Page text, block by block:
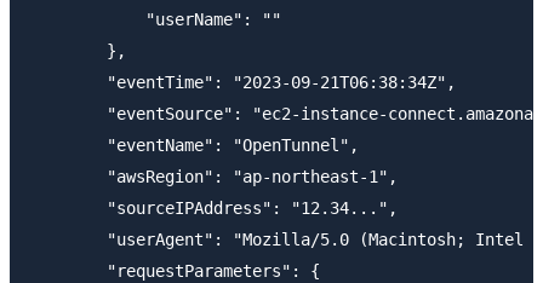
            "userName": ""
        },
        "eventTime": "2023-09-21T06:38:34Z",
"eventSource": "ec2-instance-
        "eventName": "OpenTunnel",
        "awsRegion": "ap-northeast-1",
        "sourceIPAddress": "12.34...",
"userAgent": "Mozilla/5.0 (Macintosh; Intel
        "requestParameters": {